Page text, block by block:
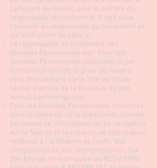
caractère personnel pour le compte du
responsable du traitement. Il agit sous
l’autorité du responsable du traitement et
sur instruction de celui-ci.
Le responsable du traitement des
Données Personnelles est : Pour les
Données Personnelles collectées (i) par
l’Utilisateur lors de la prise de rendez-
vous directement via le Site ou (ii) par
l'achat d'article de la boutique du site
www.siazenenergy.com
Pour les Données Personnelles collectées
dans le cadre de (a) la création du compte
personnel de l’Utilisateur, (b) sa navigation
sur le Site (c) et la création de statistiques
relatives à l’utilisation de l’outil, leur
computation et leur anonymisation : Sia
Zen Energy, Immatriculée au RCS d’EVRY